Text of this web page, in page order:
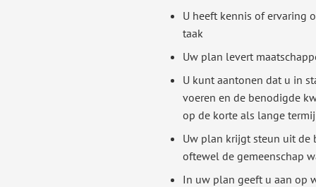
U heeft kennis of ervaring
taak
Uw plan levert
U kunt aantonen dat u in
voeren en de benodigde
op de korte als lange
Uw plan krijgt steun uit de
oftewel de gemeenschap
In uw plan geeft u aan op